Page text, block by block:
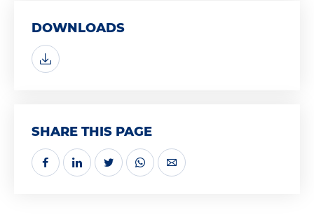
DOWNLOADS
SHARE THIS PAGE